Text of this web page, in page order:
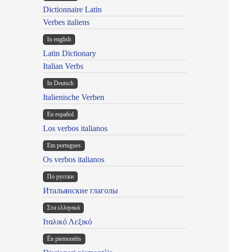
Dictionnaire Latin
Verbes italiens
In english
Latin Dictionary
Italian Verbs
In Deutsch
Italienische Verben
En español
Los verbos italianos
Em portugues
Os verbos italianos
По русски
Итальянские глаголы
Στα ελληνικά
Ιταλικό Λεξικό
Ën piemontèis